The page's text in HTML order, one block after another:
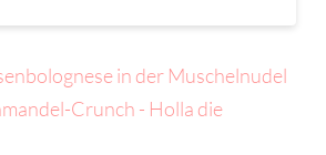
in der Muschelnudel
Crunch - Holla die